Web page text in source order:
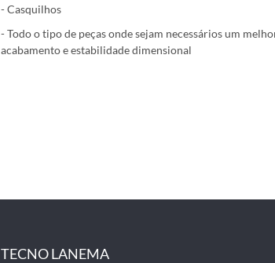
- Casquilhos
- Todo o tipo de peças onde sejam necessários um
acabamento e estabilidade dimensional
TECNO LANEMA